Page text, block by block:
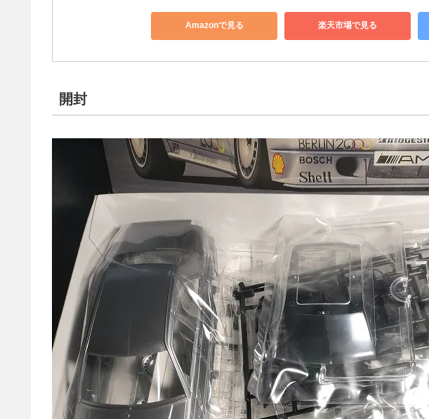
Amazonで見る 楽天市場で見る
開封